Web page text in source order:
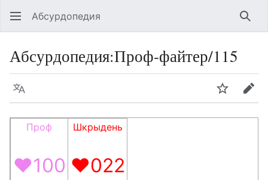
Абсурдопедия
Абсурдопедия:Проф-файтер/115
Язык
Проф
♥100
Шкрыдень
♥022